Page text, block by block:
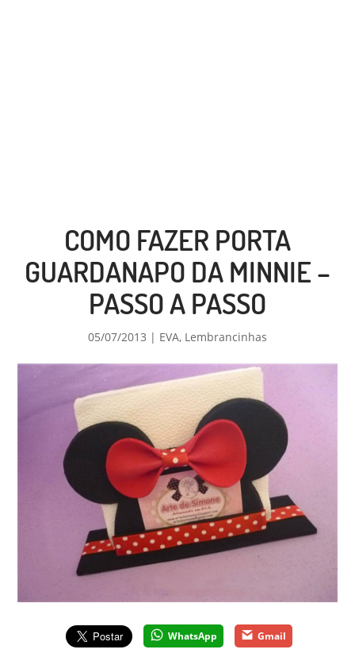
COMO FAZER PORTA
GUARDANAPO DA MINNIE –
PASSO A PASSO
05/07/2013 | EVA, Lembrancinhas
WhatsApp Gmail